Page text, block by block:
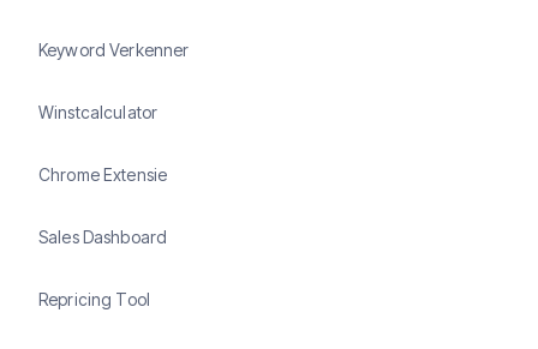
Keyword Verkenner
Winstcalculator
Chrome Extensie
Sales Dashboard
Repricing Tool